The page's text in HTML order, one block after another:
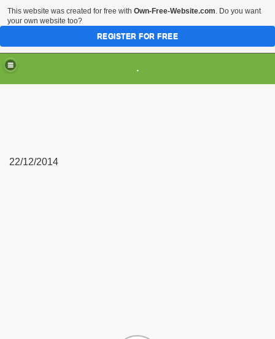
.
22/12/2014
This website was created for free with Own-Free-Website.com. Do you want
your own website too?
REGISTER FOR FREE